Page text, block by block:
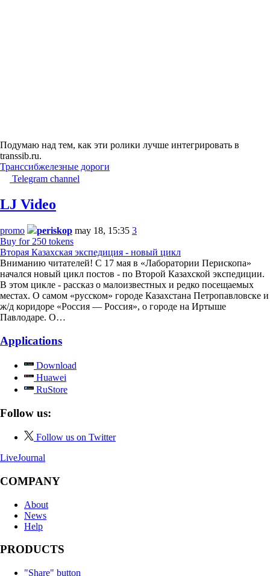
Подумаю над тем, как эти ролики лучше интегрировать в
transsib.ru.
Транссибжелезные дороги
Telegram channel
LJ Video
promo periskop may 18, 15:35 3
Buy for 250 tokens
Вторая Казахская экспедиция - новый цикл
Вниманию читателей! С 17 мая в «Лаборатории Перископа»
начался новый цикл постов - по Второй Казахской экспедиции.
В этом цикле - рассказ о малоизвестных и редко посещаемых
местах. О самом «русском» городе Казахстана Петропавловске и
ж/д коридоре «Россия — Россия», о городе на Иртыше
Павлодаре. О…
Applications
Download
Huawei
RuStore
Follow us:
Follow us on Twitter
LiveJournal
COMPANY
About
News
Help
PRODUCTS
"Share" button